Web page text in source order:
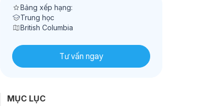
Bảng xếp hạng:
Trung học
British Columbia
Tư vấn ngay
MỤC LỤC